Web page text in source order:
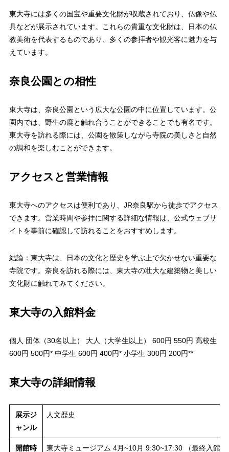
東大寺には多くの国宝や重要文化財が収蔵されており、仏像や仏
具などが展示されています。これらの貴重な文化財は、日本の仏
教美術を代表するものであり、多くの参拝者や観光客に魅力を与
えています。
奈良公園との相性
東大寺は、奈良公園という広大な公園の中に位置しています。公
園内では、野生の鹿と触れ合うことができることでも有名です。
東大寺を訪れる際には、公園を散策しながら寺院の美しさと自然
の調和を楽しむことができます。
アクセスと営業情報
東大寺へのアクセスは便利であり、JR奈良駅から徒歩でアクセス
できます。営業時間や参拝に関する詳細な情報は、公式ウェブサ
イトを事前に確認して訪れることをおすすめします。
結論：東大寺は、日本の文化と歴史を学ぶ上で欠かせない重要な
寺院です。奈良を訪れる際には、東大寺の壮大な建築物と美しい
文化財に触れてみてください。
東大寺の入館料金
個人 団体（30名以上） 大人（大学生以上） 600円 550円 高校生
600円 500円* 中学生 600円 400円* 小学生 300円 200円**
東大寺の詳細情報
展示ジ
ャンル
人文歴史
開館時 東大寺ミュージアム 4月~10月 9:30~17:30 （最終入館